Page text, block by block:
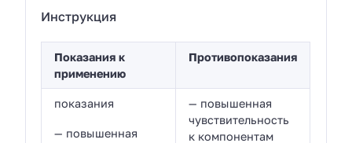
Инструкция
Показания к
применению
Противопоказания
показания
— повышенная
— повышенная
чувствительность
к компонентам